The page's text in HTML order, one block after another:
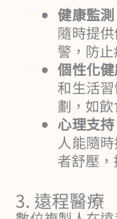
健康監測
隨時提
警，防止
個性化健
和生活
劃，如
心理支持
人能隨
者舒壓，
3. 遠程醫療